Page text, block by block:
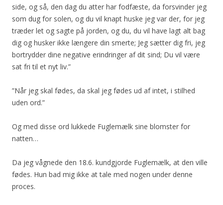
side, og så, den dag du atter har fodfæste, da forsvinder jeg
som dug for solen, og du vil knapt huske jeg var der, for jeg
træder let og sagte på jorden, og du, du vil have lagt alt bag
dig og husker ikke længere din smerte; Jeg sætter dig fri, jeg
bortrydder dine negative erindringer af dit sind; Du vil være
sat fri til et nyt liv.”
”Når jeg skal fødes, da skal jeg fødes ud af intet, i stilhed
uden ord.”
Og med disse ord lukkede Fuglemælk sine blomster for
natten…
Da jeg vågnede den 18.6. kundgjorde Fuglemælk, at den ville
fødes. Hun bad mig ikke at tale med nogen under denne
proces.